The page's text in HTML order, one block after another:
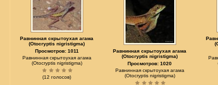
Равнинная скрытоухая агама
(Otocryptis nigristigma)
Просмотров: 1011
Равнинная скрытоухая агама
(Otocryptis nigristigma)
(12 голосов)
Равнинная скрытоухая агама
(Otocryptis nigristigma)
Просмотров: 1020
Равнинная скрытоухая агама
(Otocryptis nigristigma)